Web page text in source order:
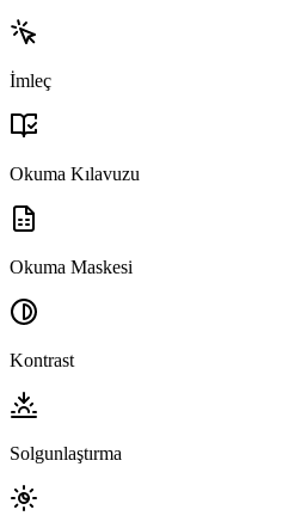
İmleç
Okuma Kılavuzu
Okuma Maskesi
Kontrast
Solgunlaştırma